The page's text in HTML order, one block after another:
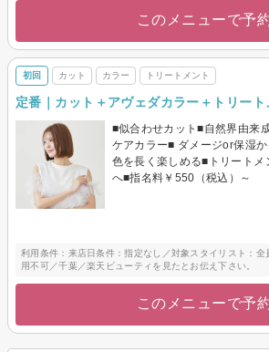
このメニューで予
初回 カット カラー トリートメント
定番｜カット＋アヴェダカラー＋トリート
■似合わせカット■自然界由来
ケアカラー■ ダメージor保湿
色を長く楽しめる■トリート
へ■指名料￥550（税込）～
利用条件：来店日条件：指定なし／対象スタイリスト：
用不可／千葉／楽天ビューティを見たとお伝え下さい。
このメニューで予